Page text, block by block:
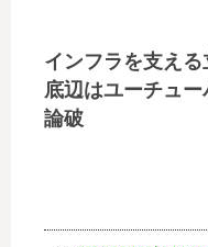
インフラを支え
底辺はユーチュ
論破